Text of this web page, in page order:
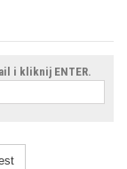
i kliknij ENTER.